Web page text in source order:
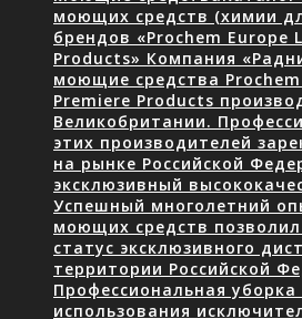
моющих средств (химии
брендов «Prochem Europe
Products» Компания
моющие средства
Premiere Products
Великобритании.
этих производителей
на рынке Российской
эксклюзивный
Успешный многолетний
моющих средств
статус эксклюзивного
территории Российской
Профессиональная
использования